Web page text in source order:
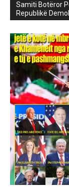
Samiti Botëror
Republikë